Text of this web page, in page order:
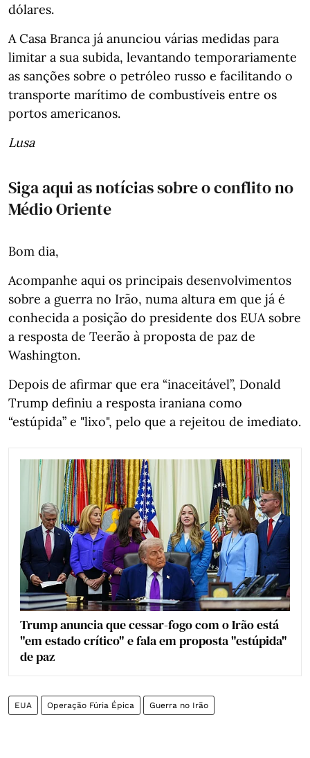
dólares.
A Casa Branca já anunciou várias medidas para
limitar a sua subida, levantando temporariamente
as sanções sobre o petróleo russo e facilitando o
transporte marítimo de combustíveis entre os
portos americanos.
Lusa
Siga aqui as notícias sobre o conflito no
Médio Oriente
Bom dia,
Acompanhe aqui os principais desenvolvimentos
sobre a guerra no Irão, numa altura em que já é
conhecida a posição do presidente dos EUA sobre
a resposta de Teerão à proposta de paz de
Washington.
Depois de afirmar que era “inaceitável”, Donald
Trump definiu a resposta iraniana como
“estúpida” e "lixo", pelo que a rejeitou de imediato.
Trump anuncia que cessar-fogo com o Irão está
"em estado crítico" e fala em proposta "estúpida"
de paz
EUA Operação Fúria Épica Guerra no Irão